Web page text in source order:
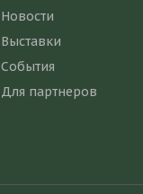
Новости
Выставки
События
Для партнеров